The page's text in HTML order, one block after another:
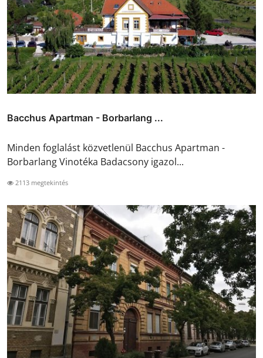
Bacchus Apartman - Borbarlang ...
Minden foglalást közvetlenül Bacchus Apartman -
Borbarlang Vinotéka Badacsony igazol...
2113 megtekintés